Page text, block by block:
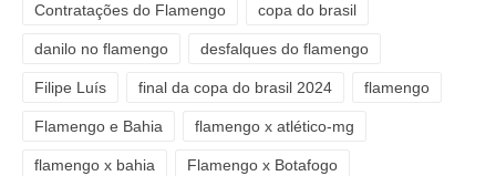
Contratações do Flamengo copa do brasil
danilo no flamengo desfalques do flamengo
Filipe Luís final da copa do brasil 2024 flamengo
Flamengo e Bahia flamengo x atlético-mg
flamengo x bahia Flamengo x Botafogo